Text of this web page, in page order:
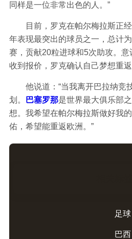
同样是一位非常出色的人。”
目前，罗克在帕尔梅拉斯正
年表现最突出的球员之一，总计
赛，贡献20粒进球和5次助攻。
收到报价，罗克确认自己梦想重返
他说道：“当我离开巴拉纳竞
划。
巴塞罗那是世界最大俱乐部
想。我希望在帕尔梅拉斯做好我
佑，希望能重返欧洲。”
足球
巴西